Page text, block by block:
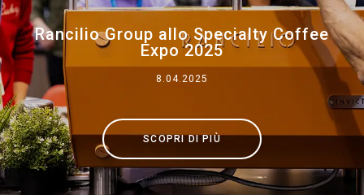
Rancilio Group allo Specialty Coffee
Expo 2025
8.04.2025
SCOPRI DI PIÙ
Brand
Il gruppo
News
La nostra storia